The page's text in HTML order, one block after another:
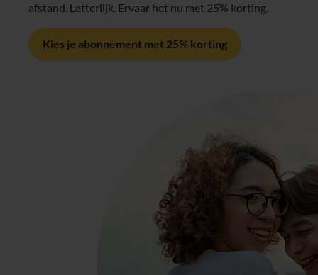
afstand. Letterlijk. Ervaar het nu met 25% korting.
Kies je abonnement met 25% korting